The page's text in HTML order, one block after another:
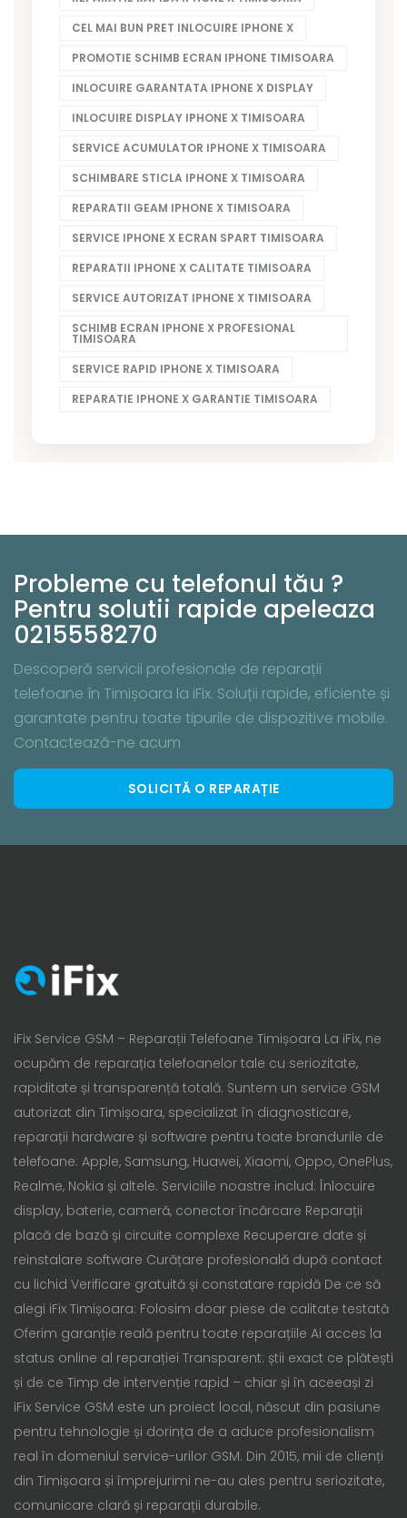
CEL MAI BUN PRET INLOCUIRE IPHONE X
PROMOTIE SCHIMB ECRAN IPHONE TIMISOARA
INLOCUIRE GARANTATA IPHONE X DISPLAY
INLOCUIRE DISPLAY IPHONE X TIMISOARA
SERVICE ACUMULATOR IPHONE X TIMISOARA
SCHIMBARE STICLA IPHONE X TIMISOARA
REPARATII GEAM IPHONE X TIMISOARA
SERVICE IPHONE X ECRAN SPART TIMISOARA
REPARATII IPHONE X CALITATE TIMISOARA
SERVICE AUTORIZAT IPHONE X TIMISOARA
SCHIMB ECRAN IPHONE X PROFESIONAL
TIMISOARA
SERVICE RAPID IPHONE X TIMISOARA
REPARATIE IPHONE X GARANTIE TIMISOARA
Probleme cu telefonul tău ?
Pentru solutii rapide apeleaza
0215558270
Descoperă servicii profesionale de reparații
telefoane în Timișoara la iFix. Soluții rapide, eficiente și
garantate pentru toate tipurile de dispozitive mobile.
Contactează-ne acum
SOLICITĂ O REPARAȚIE
iFix Service GSM – Reparații Telefoane Timișoara La iFix, ne
ocupăm de reparația telefoanelor tale cu seriozitate,
rapiditate și transparență totală. Suntem un service GSM
autorizat din Timișoara, specializat în diagnosticare,
reparații hardware și software pentru toate brandurile de
telefoane: Apple, Samsung, Huawei, Xiaomi, Oppo, OnePlus,
Realme, Nokia și altele. Serviciile noastre includ: Înlocuire
display, baterie, cameră, conector încărcare Reparații
placă de bază și circuite complexe Recuperare date și
reinstalare software Curățare profesională după contact
cu lichid Verificare gratuită și constatare rapidă De ce să
alegi iFix Timișoara: Folosim doar piese de calitate testată
Oferim garanție reală pentru toate reparațiile Ai acces la
status online al reparației Transparent: știi exact ce plătești
și de ce Timp de intervenție rapid – chiar și în aceeași zi
iFix Service GSM este un proiect local, născut din pasiune
pentru tehnologie și dorința de a aduce profesionalism
real în domeniul service-urilor GSM. Din 2015, mii de clienți
din Timișoara și împrejurimi ne-au ales pentru seriozitate,
comunicare clară și reparații durabile.